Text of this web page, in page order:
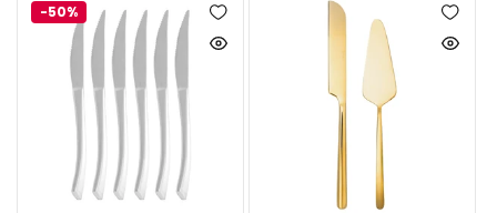
Adicionar
à
lista
Ver
-50%
à
lista
Ver